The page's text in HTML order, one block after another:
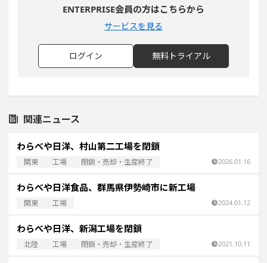
ENTERPRISE会員の方はこちらから
サービスを見る
ログイン 無料トライアル
関連ニュース
わらべや日洋、村山第二工場を閉鎖
関東 工場 閉鎖・売却・生産終了 2026.01.16
わらべや日洋食品、群馬県伊勢崎市に新工場
関東 工場 2024.01.12
わらべや日洋、新潟工場を閉鎖
北陸 工場 閉鎖・売却・生産終了 2021.10.11